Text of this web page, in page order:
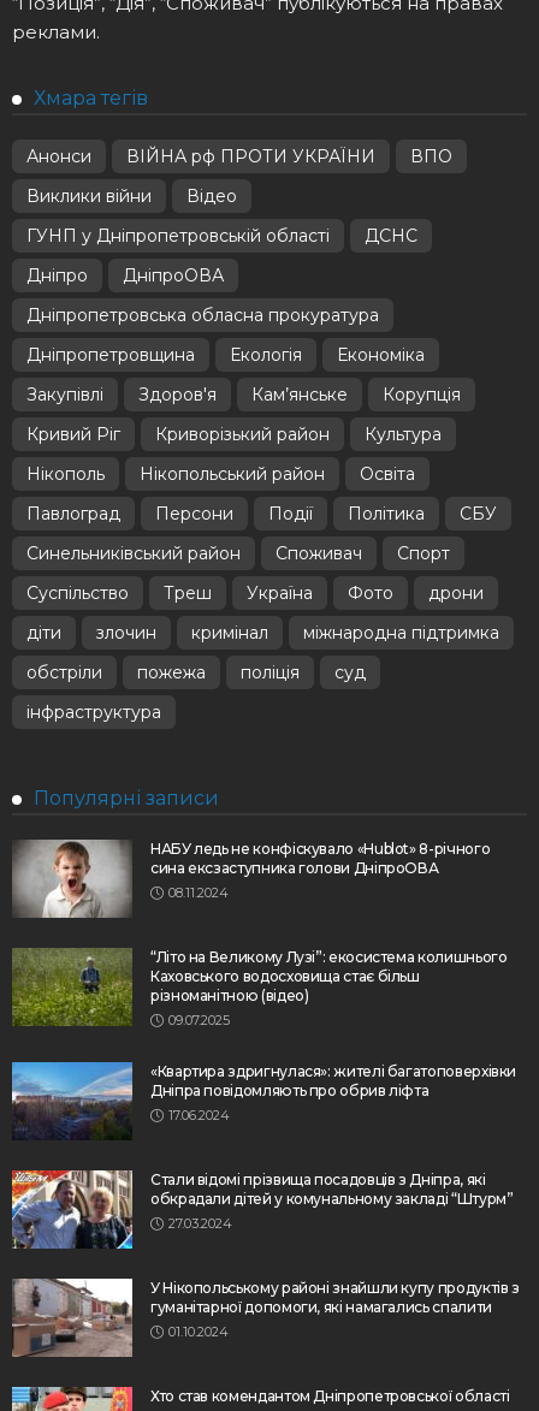
реклами.
Хмара тегів
Анонси ВІЙНА рф ПРОТИ УКРАЇНИ
ВПО
Виклики війни
Відео
ГУНП у Дніпропетровській області
ДСНС
Дніпро
ДніпроОВА
Дніпропетровська обласна прокуратура
Дніпропетровщина
Екологія
Економіка
Закупівлі
Здоров'я Кам’янське
Корупція
Кривий Ріг
Криворізький район
Культура
Нікополь
Нікопольський район
Освіта
Павлоград
Персони Події Політика
СБУ
Синельниківський район
Споживач
Спорт
Суспільство
Треш Україна Фото
дрони
діти
злочин кримінал
міжнародна підтримка
обстріли
пожежа поліція
суд
інфраструктура
Популярні записи
НАБУ ледь не конфіскувало «Hublot» 8-річного
сина ексзаступника голови ДніпроОВА
08.11.2024
“Літо на Великому Лузі”: екосистема колишнього
Каховського водосховища стає більш
різноманітною (відео)
09.07.2025
«Квартира здригнулася»: жителі багатоповерхівки
Дніпра повідомляють про обрив ліфта
17.06.2024
Стали відомі прізвища посадовців з Дніпра, які
обкрадали дітей у комунальному закладі “Штурм”
27.03.2024
У Нікопольському районі знайшли купу продуктів з
гуманітарної допомоги, які намагались спалити
01.10.2024
Хто став комендантом Дніпропетровської області